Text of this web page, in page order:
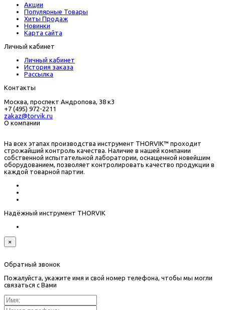
Акции
Популярные Товары
Хиты Продаж
Новинки
Карта сайта
Личный кабинет
Личный кабинет
История заказа
Рассылка
Контакты
Москва, проспект Андропова, 38 к3
+7 (495) 972-2211
zakaz@torvik.ru
О компании
На всех этапах производства инструмент THORVIK™ проходит
строжайший контроль качества. Наличие в нашей компании
собственной испытательной лаборатории, оснащенной новейшим
оборудованием, позволяет контролировать качество продукции в
каждой товарной партии.
Надёжный инструмент THORVIK
×
Обратный звонок
Пожалуйста, укажите имя и свой номер телефона, чтобы мы могли
связаться с Вами